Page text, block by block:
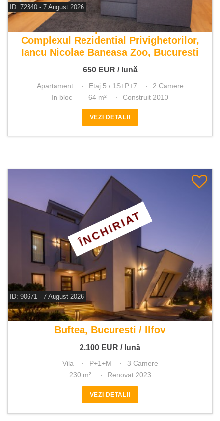
ID: 72340 - 7 August 2026
De inchiriat apartament 2 camere
Complexul Rezidential Privighetorilor,
Iancu Nicolae Baneasa Zoo, Bucuresti
650 EUR / lună
Apartament Etaj 5 / 1S+P+7
2 Camere
In bloc
64 m² Construit 2010
VEZI DETALII
ID: 90671 - 7 August 2026
De inchiriat vila 3 camere
Buftea, Bucuresti / Ilfov
2.100 EUR / lună
ÎNCHIRIAT
Vila P+1+M
3 Camere
230 m²
Renovat 2023
VEZI DETALII